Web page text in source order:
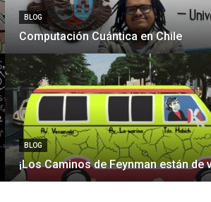
BLOG
Computación Cuántica en Chile
BLOG
¡Los Caminos de Feynman están de